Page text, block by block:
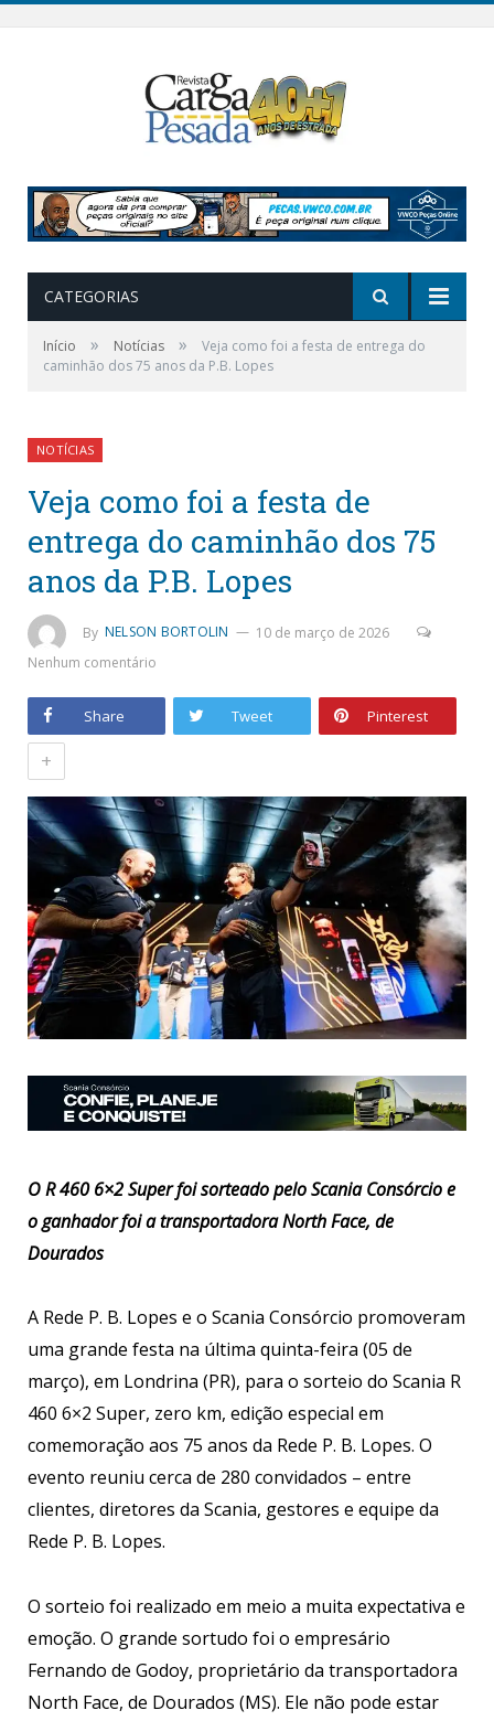
CATEGORIAS
Início » Notícias »
Veja como foi a festa de entrega do
caminhão dos 75 anos da P.B. Lopes
NOTÍCIAS
Veja como foi a festa de
entrega do caminhão dos 75
anos da P.B. Lopes
By NELSON BORTOLIN
10 de março de 2026
Nenhum comentário
Share Tweet Pinterest
+
O R 460 6×2 Super foi sorteado pelo Scania Consórcio e
o ganhador foi a transportadora North Face, de
Dourados
A Rede P. B. Lopes e o Scania Consórcio promoveram
uma grande festa na última quinta-feira (05 de
março), em Londrina (PR), para o sorteio do Scania R
460 6×2 Super, zero km, edição especial em
comemoração aos 75 anos da Rede P. B. Lopes. O
evento reuniu cerca de 280 convidados – entre
clientes, diretores da Scania, gestores e equipe da
Rede P. B. Lopes.
O sorteio foi realizado em meio a muita expectativa e
emoção. O grande sortudo foi o empresário
Fernando de Godoy, proprietário da transportadora
North Face, de Dourados (MS). Ele não pode estar